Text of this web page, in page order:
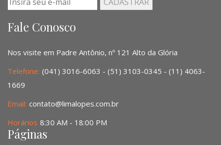
Fale Conosco
Nos visite em Padre Antônio, nº 121 Alto da Glória
Telefone: (041) 3016-6063 - (51) 3103-0345 - (11) 4063-
1669
Email: contato@limalopes.com.br
Horários 8:30 AM - 18:00 PM
Páginas